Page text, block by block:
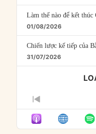
Làm thế nào để kết thúc
01/08/2026
Chiến lược kế tiếp của
31/07/2026
PREVIOUS
EPISODE